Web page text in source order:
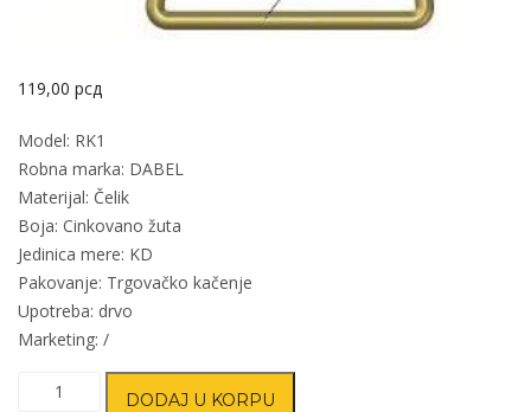
119,00 рсд
Model: RK1
Robna marka: DABEL
Materijal: Čelik
Boja: Cinkovano žuta
Jedinica mere: KD
Pakovanje: Trgovačko kačenje
Upotreba: drvo
Marketing: /
Ručka
DODAJ U KORPU